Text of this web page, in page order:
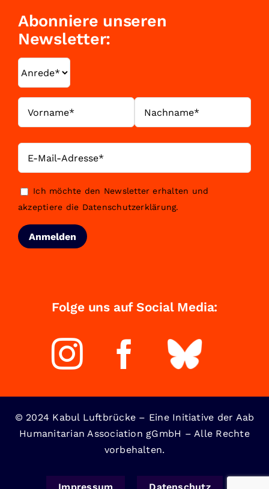
Abonniere unseren
Newsletter:
Ich möchte den Newsletter erhalten und
akzeptiere die Datenschutzerklärung.
Folge uns auf Social Media:
© 2024 Kabul Luftbrücke – Eine Initiative der Aab
Humanitarian Association gGmbH – Alle Rechte
vorbehalten.